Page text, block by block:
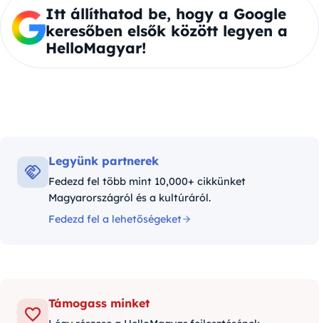
Itt állíthatod be, hogy a Google
keresőben elsők között legyen a
HelloMagyar!
Legyünk partnerek
Fedezd fel több mint 10,000+ cikkünket
Magyarországról és a kultúráról.
Fedezd fel a lehetőségeket
Támogass minket